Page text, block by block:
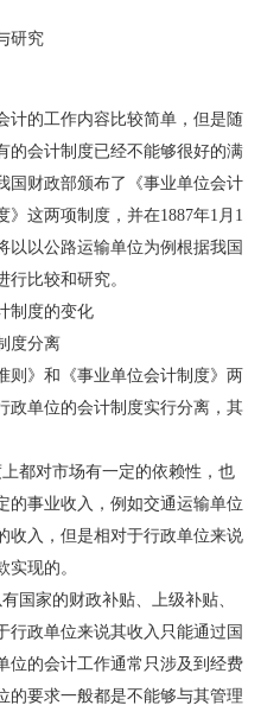
研究
的工作内容比较简单，但是随
的会计制度已经不能够很好的满
国财政部颁布了《事业单位会计
这两项制度，并在1887年1月1
以以公路运输单位为例根据我国
比较和研究。
度的变化
度分离
》和《事业单位会计制度》两
政单位的会计制度实行分离，其
对市场有一定的依赖性，也
的事业收入，例如交通运输单位
收入，但是相对于行政单位来说
现的。
家的财政补贴、上级补贴、
行政单位来说其收入只能通过国
位的会计工作通常只涉及到经费
的要求一般都是不能够与其管理